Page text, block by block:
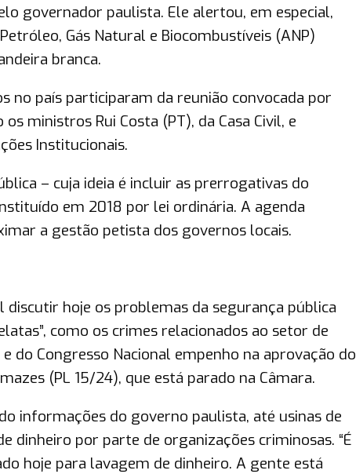
governador paulista. Ele alertou, em especial,
Gás Natural e Biocombustíveis (ANP)
branca.
no país participaram da reunião convocada por
ministros Rui Costa (PT), da Casa Civil, e
Institucionais.
– cuja ideia é incluir as prerrogativas do
em 2018 por lei ordinária. A agenda
a gestão petista dos governos locais.
discutir hoje os problemas da segurança pública
como os crimes relacionados ao setor de
do Congresso Nacional empenho na aprovação do
(PL 15/24), que está parado na Câmara.
informações do governo paulista, até usinas de
dinheiro por parte de organizações criminosas. “É
hoje para lavagem de dinheiro. A gente está